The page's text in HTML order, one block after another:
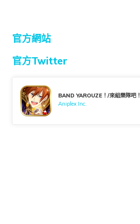
官方網站
官方Twitter
BAND YAROUZE！/來組樂隊吧！
Aniplex Inc.